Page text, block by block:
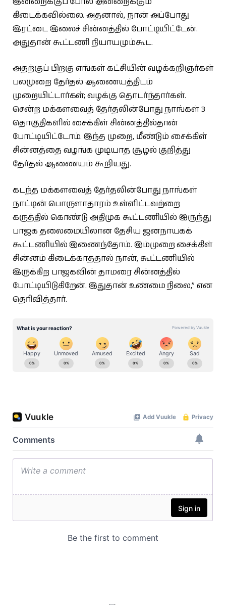
கிடைக்கவில்லை. அதனால், நான் அப்போது
இரட்டை இலைச் சின்னத்தில் போட்டியிட்டேன்.
அதுதான் கூட்டணி நியாயமும்கூட.
அதற்குப் பிறகு எங்கள் கட்சியின் வழக்கறிஞர்கள்
பலமுறை தேர்தல் ஆணையத்திடம்
முறையிட்டார்கள்; வழக்கு தொடர்ந்தார்கள்.
சென்ற மக்களவைத் தேர்தலின்போது நாங்கள் 3
தொகுதிகளில் சைக்கிள் சின்னத்தில்தான்
போட்டியிட்டோம். இந்த முறை, மீண்டும் சைக்கிள்
சின்னத்தை வழங்க முடியாத சூழல் குறித்து
தேர்தல் ஆணையம் கூறியது.
கடந்த மக்களவைத் தேர்தலின்போது நாங்கள்
நாட்டின் பொருளாதாரம் உள்ளிட்டவற்றை
கருத்தில் கொண்டு அதிமுக கூட்டணியில் இருந்து
பாஜக தலைமையிலான தேசிய ஜனநாயகக்
கூட்டணியில் இணைந்தோம். இம்முறை சைக்கிள்
சின்னம் கிடைக்காததால் நான், கூட்டணியில்
இருக்கிற பாஜகவின் தாமரை சின்னத்தில்
போட்டியிடுகிறேன். இதுதான் உண்மை நிலை,” என
தெரிவித்தார்.